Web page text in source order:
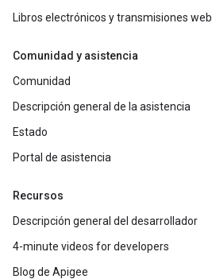
Libros electrónicos y transmisiones web
Comunidad y asistencia
Comunidad
Descripción general de la asistencia
Estado
Portal de asistencia
Recursos
Descripción general del desarrollador
4-minute videos for developers
Blog de Apigee